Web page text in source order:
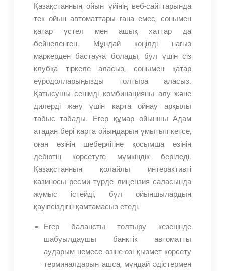
Қазақстанның ойын үйінің веб-сайттарында
тек ойын автоматтары ғана емес, сонымен
қатар үстел мен ашық хаттар да
бейнеленген. Мұндай көңілді нағыз
маркерден бастауға болады, бұл үшін сіз
клубқа тіркеле аласыз, сонымен қатар
еуродолларыңызды толтыра аласыз.
Қатысушы сенімді комбинацияны алу және
дилерді жағу үшін карта ойнау арқылы
табыс табады. Егер құмар ойыншы Адам
атадан бері карта ойындарын ұмытып кетсе,
оған өзінің шеберлігіне қосымша өзінің
дебютін көрсетуге мүмкіндік беріледі.
Қазақстанның қолайлы интерактивті
казиносы ресми түрде лицензия саласында
жұмыс істейді, бұл ойыншылардың
қауіпсіздігін қамтамасыз етеді.
Егер балансты толтыру кезеңінде
шабуылдаушы банктік автоматты
аударым немесе өзіне-өзі қызмет көрсету
терминалдарын ашса, мұндай әдістермен